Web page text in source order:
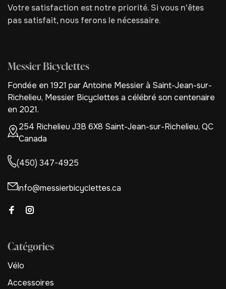
Votre satisfaction est notre priorité. Si vous n'êtes
pas satisfait, nous ferons le nécessaire.
Messier Bicyclettes
Fondée en 1921 par Antoine Messier à Saint-Jean-sur-
Richelieu, Messier Bicyclettes a célébré son centenaire
en 2021.
254 Richelieu J3B 6X8 Saint-Jean-sur-Richelieu, QC
Canada
(450) 347-4925
info@messierbicyclettes.ca
Catégories
Vélo
Accessoires